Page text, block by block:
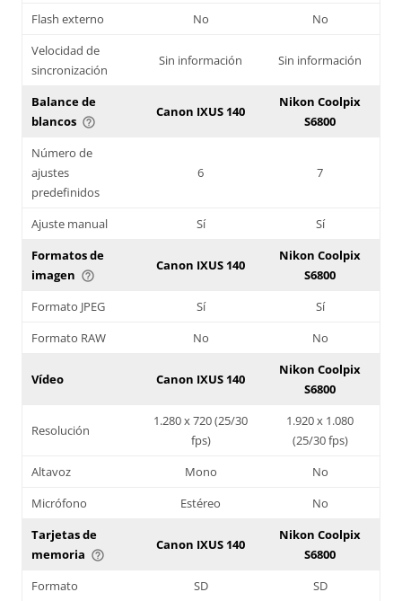
Flash externo
No
No
Velocidad de
sincronización
Sin información Sin información
Balance de
blancos help_outline
Canon IXUS 140
Nikon Coolpix
S6800
Número de
ajustes
predefinidos
6 7
Ajuste manual Sí
Sí
Formatos de
imagen help_outline
Canon IXUS 140
Nikon Coolpix
S6800
Formato JPEG
Sí
Sí
Formato RAW
No No
Vídeo Canon IXUS 140
Nikon Coolpix
S6800
Resolución
1.280 x 720 (25/30
fps)
1.920 x 1.080
(25/30 fps)
Altavoz
Mono
No
Micrófono
Estéreo
No
Tarjetas de
memoria help_outline
Canon IXUS 140
Nikon Coolpix
S6800
Formato
SD
SD